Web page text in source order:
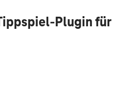
Plugin für